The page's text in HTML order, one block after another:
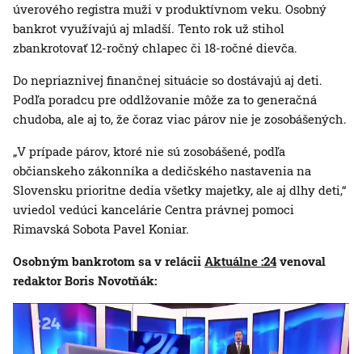
úverového registra muži v produktívnom veku. Osobný
bankrot využívajú aj mladší. Tento rok už stihol
zbankrotovať 12-ročný chlapec či 18-ročné dievča.
Do nepriaznivej finančnej situácie so dostávajú aj deti.
Podľa poradcu pre oddlžovanie môže za to generačná
chudoba, ale aj to, že čoraz viac párov nie je zosobášených.
„V prípade párov, ktoré nie sú zosobášené, podľa
občianskeho zákonníka a dedičského nastavenia na
Slovensku prioritne dedia všetky majetky, ale aj dlhy deti,“
uviedol vedúci kancelárie Centra právnej pomoci
Rimavská Sobota Pavel Koniar.
Osobným bankrotom sa v relácii Aktuálne :24 venoval
redaktor Boris Novotňák: